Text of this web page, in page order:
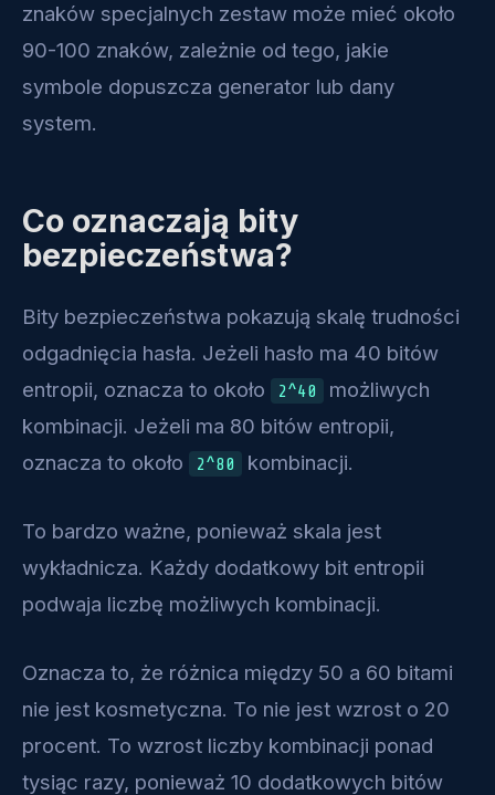
znaków specjalnych zestaw może mieć około
90-100 znaków, zależnie od tego, jakie
symbole dopuszcza generator lub dany
system.
Co oznaczają bity
bezpieczeństwa?
Bity bezpieczeństwa pokazują skalę trudności
odgadnięcia hasła. Jeżeli hasło ma 40 bitów
entropii, oznacza to około
2^40
możliwych
kombinacji. Jeżeli ma 80 bitów entropii,
oznacza to około
2^80 kombinacji.
To bardzo ważne, ponieważ skala jest
wykładnicza. Każdy dodatkowy bit entropii
podwaja liczbę możliwych kombinacji.
Oznacza to, że różnica między 50 a 60 bitami
nie jest kosmetyczna. To nie jest wzrost o 20
procent. To wzrost liczby kombinacji ponad
tysiąc razy, ponieważ 10 dodatkowych bitów